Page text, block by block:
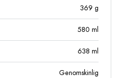
369 g
580 ml
638 ml
Genomskinlig